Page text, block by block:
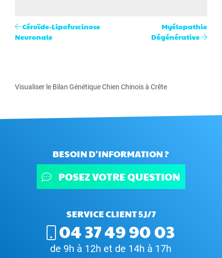
Céroïde-Lipofuscinose
Neuronale
Myélopathie
Dégénérative
Visualiser le Bilan Génétique Chien Chinois à Crête
BESOIN D'INFORMATION ?
POSEZ VOTRE QUESTION
SERVICE CLIENT 5J/7
04 37 49 90 03
de 9h à 12h et de 14h à 17h